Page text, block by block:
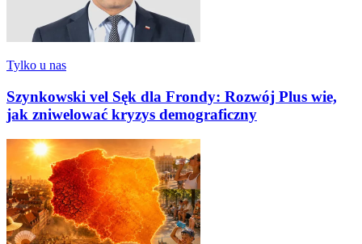
Tylko u nas
Szynkowski vel Sęk dla Frondy: Rozwój Plus wie,
jak zniwelować kryzys demograficzny